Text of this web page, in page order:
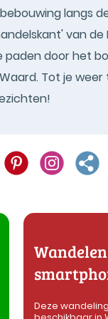
langs
van de
door het
Tot je
Deze